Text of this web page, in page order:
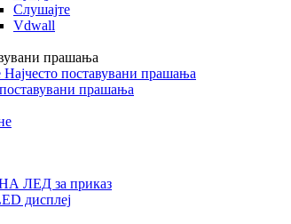
Слушајте
Vdwall
прашања
Најчесто поставувани прашања
прашања
ЛЕД за приказ
дисплеј